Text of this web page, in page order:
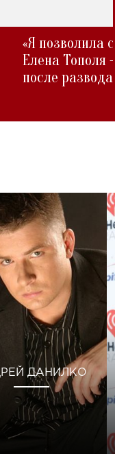
«Я позволила
Елена Тополя
после развода
ДАНИЛКО